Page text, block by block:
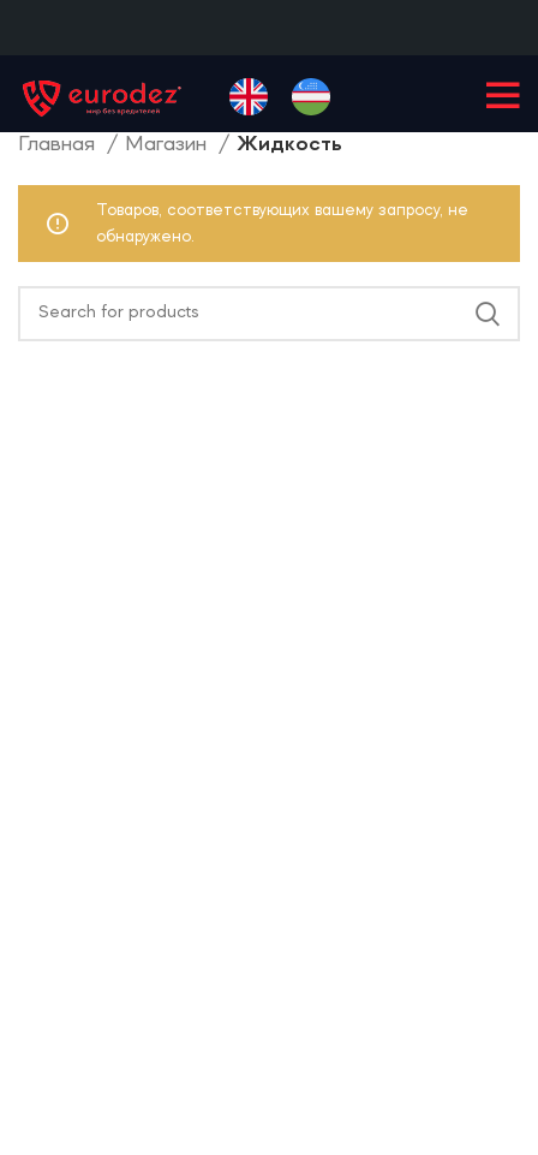
Главная Магазин Жидкость
Товаров, соответствующих вашему запросу, не
обнаружено.